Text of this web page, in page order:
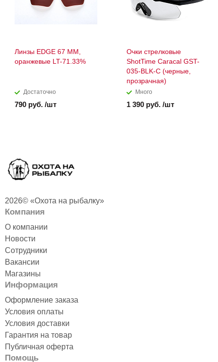
Линзы EDGE 67 ММ,
оранжевые LT-71.33%
Достаточно
790 руб. /шт
Очки стрелковые
ShotTime Caracal GST-
035-BLK-C (черные,
прозрачная)
Много
1 390 руб. /шт
2026© «Охота на рыбалку»
Компания
О компании
Новости
Сотрудники
Вакансии
Магазины
Информация
Оформление заказа
Условия оплаты
Условия доставки
Гарантия на товар
Публичная оферта
Помощь